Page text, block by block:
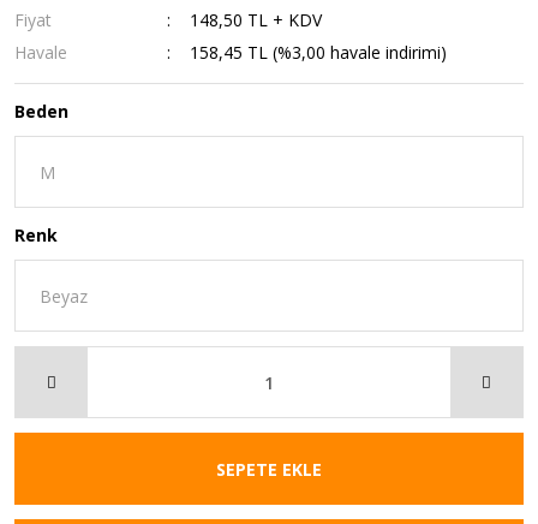
Fiyat
148,50 TL + KDV
Havale
158,45 TL (%3,00 havale indirimi)
Beden
Renk
SEPETE EKLE